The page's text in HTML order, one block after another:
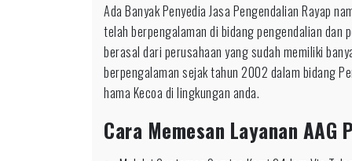
Ada Banyak Penyedia Jasa Pengendalian Rayap
telah berpengalaman di bidang pengendalian dan
berasal dari perusahaan yang sudah memiliki
berpengalaman sejak tahun 2002 dalam bidang
hama Kecoa di lingkungan anda.
Cara Memesan Layanan AAG